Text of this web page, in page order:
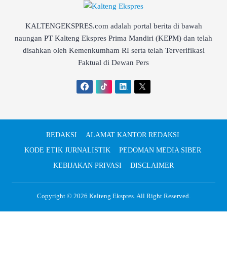
KALTENGEKSPRES.com adalah portal berita di bawah
naungan PT Kalteng Ekspres Prima Mandiri (KEPM) dan telah
disahkan oleh Kemenkumham RI serta telah Terverifikasi
Faktual di Dewan Pers
REDAKSI
ALAMAT KANTOR REDAKSI
KODE ETIK JURNALISTIK
PEDOMAN MEDIA SIBER
KEBIJAKAN PRIVASI
DISCLAIMER
Copyright © 2026 Kalteng Ekspres. All Right Reserved.